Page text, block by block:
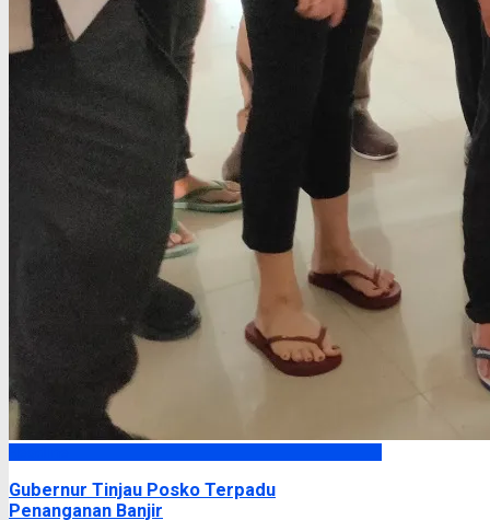
Gubernur Tinjau Posko Terpadu
Penanganan Banjir